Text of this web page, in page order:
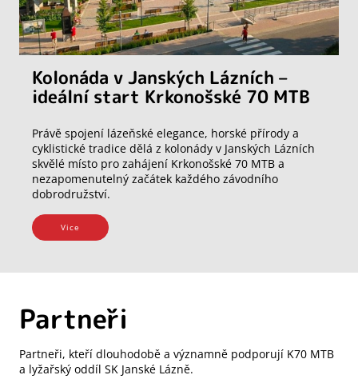
Kolonáda v Janských Lázních –
ideální start Krkonošské 70 MTB
Právě spojení lázeňské elegance, horské přírody a
cyklistické tradice dělá z kolonády v Janských Lázních
skvělé místo pro zahájení Krkonošské 70 MTB a
nezapomenutelný začátek každého závodního
dobrodružství.
Vice
Partneři
Partneři, kteří dlouhodobě a významně podporují K70 MTB
a lyžařský oddíl SK Janské Lázně.